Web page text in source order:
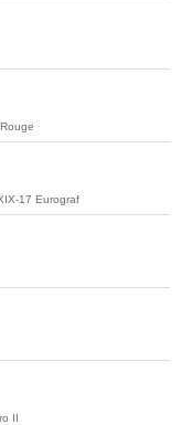
17 Eurograf
II